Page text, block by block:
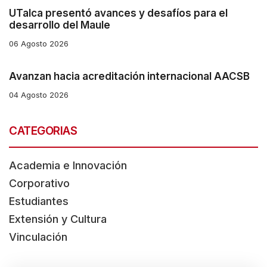
UTalca presentó avances y desafíos para el
desarrollo del Maule
06 Agosto 2026
Avanzan hacia acreditación internacional AACSB
04 Agosto 2026
CATEGORIAS
Academia e Innovación
Corporativo
Estudiantes
Extensión y Cultura
Vinculación